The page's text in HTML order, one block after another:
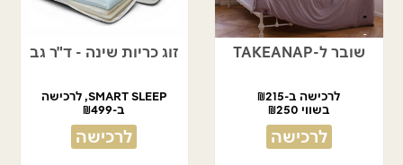
שובר ל-TAKEANAP
לרכישה ב-₪215
בשווי ₪250
לרכישה
זוג כריות שינה - ד"ר גב
SMART SLEEP, לרכישה
ב-₪499
במקום ₪900
לרכישה